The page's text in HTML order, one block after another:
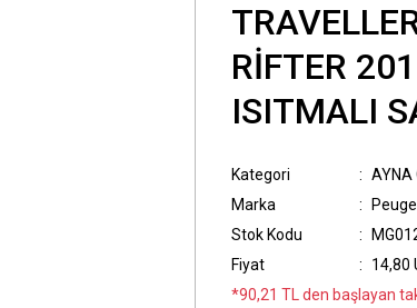
RİFTER
ISITMALI
Kategori
AYNA
Marka
Stok Kodu
Fiyat
14,80
*90,21 TL den başlayan